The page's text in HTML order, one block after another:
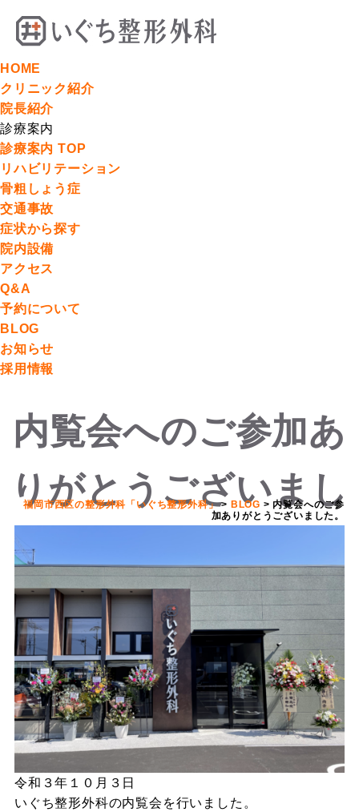
HOME
クリニック紹介
院長紹介
診療案内
診療案内 TOP
リハビリテーション
骨粗しょう症
交通事故
症状から探す
院内設備
アクセス
Q&A
予約について
BLOG
お知らせ
採用情報
内覧会へのご参加あ
りがとうございまし
福岡市西区の整形外科「いぐち整形外科」> BLOG > 内覧会へのご参
加ありがとうございました。
令和３年１０月３日
いぐち整形外科の内覧会を行いました。